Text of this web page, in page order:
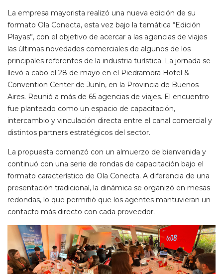
La empresa mayorista realizó una nueva edición de su
formato Ola Conecta, esta vez bajo la temática “Edición
Playas”, con el objetivo de acercar a las agencias de viajes
las últimas novedades comerciales de algunos de los
principales referentes de la industria turística. La jornada se
llevó a cabo el 28 de mayo en el Piedramora Hotel &
Convention Center de Junín, en la Provincia de Buenos
Aires. Reunió a más de 65 agencias de viajes. El encuentro
fue planteado como un espacio de capacitación,
intercambio y vinculación directa entre el canal comercial y
distintos partners estratégicos del sector.
La propuesta comenzó con un almuerzo de bienvenida y
continuó con una serie de rondas de capacitación bajo el
formato característico de Ola Conecta. A diferencia de una
presentación tradicional, la dinámica se organizó en mesas
redondas, lo que permitió que los agentes mantuvieran un
contacto más directo con cada proveedor.